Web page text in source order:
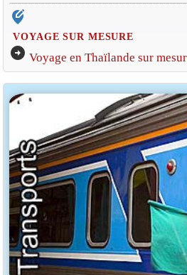
edit_location_alt
VOYAGE SUR MESURE
arrow_circle_right Voyage en Thaïlande sur